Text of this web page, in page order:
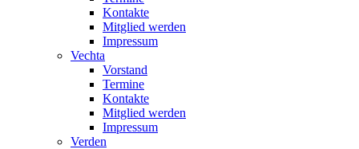
Kontakte
Mitglied werden
Impressum
Vechta
Vorstand
Termine
Kontakte
Mitglied werden
Impressum
Verden